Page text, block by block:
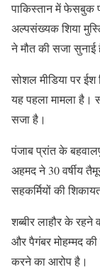
पाकिस्तान में फेसबुक
अल्पसंख्यक शिया
ने मौत की सजा सुनाई
सोशल मीडिया पर ईश
यह पहला मामला
सजा है।
पंजाब प्रांत के
अहमद ने 30 वर्षीय
सहकर्मियों की
शब्बीर लाहौर के
और पैगंबर मोहम्मद
करने का आरोप है।